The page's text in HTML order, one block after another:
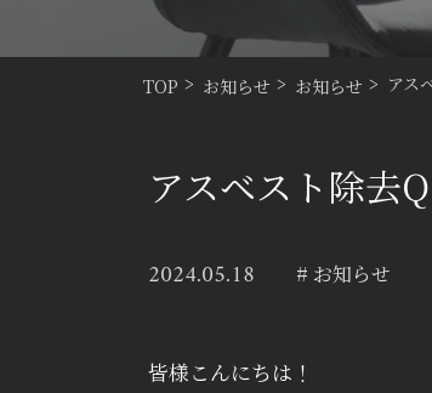
TOP お知らせ お知らせ アス
アスベスト除去
2024.05.18 # お知らせ
皆様こんにちは！